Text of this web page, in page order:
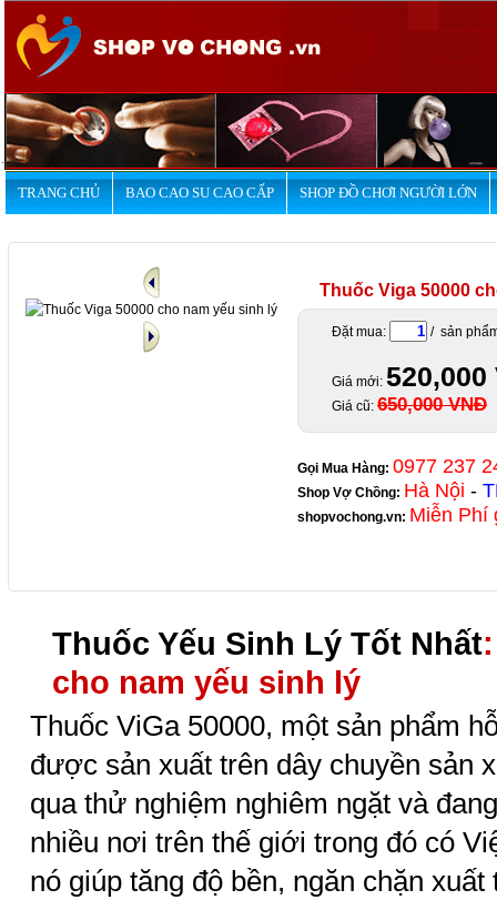
TRANG CHỦ BAO CAO SU CAO CẤP SHOP ĐỒ CHƠI NGƯỜI LỚN
Thuốc Viga 50000
Đặt mua: / sản
Giá mới: 520,000
Giá cũ: 650,000 VNĐ
Gọi Mua Hàng: 0977 237
Shop Vợ Chồng: Hà Nội -
shopvochong.vn: Miễn Phí
Thuốc Yếu Sinh Lý Tốt Nhất
cho nam yếu sinh lý
Thuốc ViGa 50000, một sản phẩm
được sản xuất trên dây chuyền sản
qua thử nghiệm nghiêm ngặt và
nhiều nơi trên thế giới trong đó có
nó giúp tăng độ bền, ngăn chặn